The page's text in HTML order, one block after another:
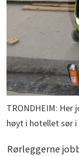
TRONDHEIM: Her
høyt i hotellet sør i
Rørleggerne